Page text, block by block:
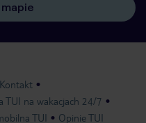
Kontakt
TUI na wakacjach 24/7
TUI Opinie TUI